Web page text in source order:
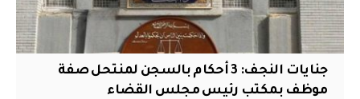
جنايات النجف: 3 أحكام بالسجن لمنتحل صفة
موظف بمكتب رئيس مجلس القضاء